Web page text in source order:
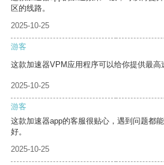
区的线路。
2025-10-25
游客
这款加速器VPM应用程序可以给你提供最高
2025-10-25
游客
这款加速器app的客服很贴心，遇到问题都
好。
2025-10-25